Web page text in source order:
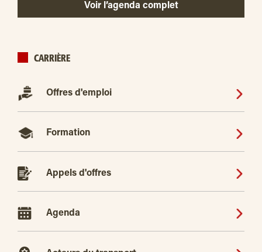
Voir l’agenda complet
CARRIÈRE
Offres d'emploi
Formation
Appels d'offres
Agenda